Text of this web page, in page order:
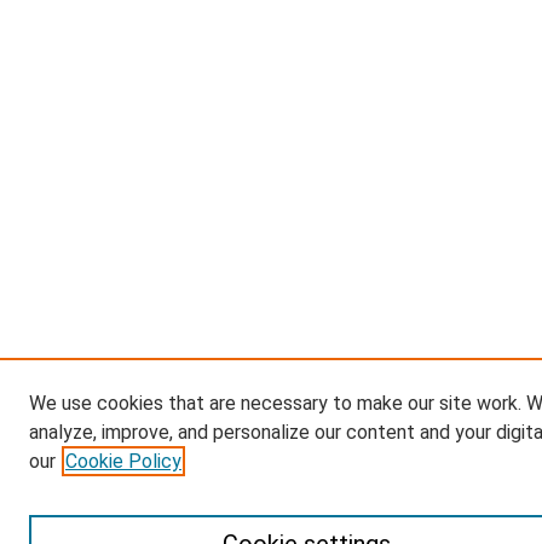
We use cookies that are necessary to make our site work.
analyze, improve, and personalize our content and your
our Cookie Policy